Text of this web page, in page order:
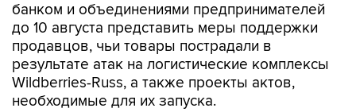
банком и объединениями предпринимателей
до 10 августа представить меры поддержки
продавцов, чьи товары пострадали в
результате атак на логистические комплексы
Wildberries-Russ, а также проекты актов,
необходимые для их запуска.